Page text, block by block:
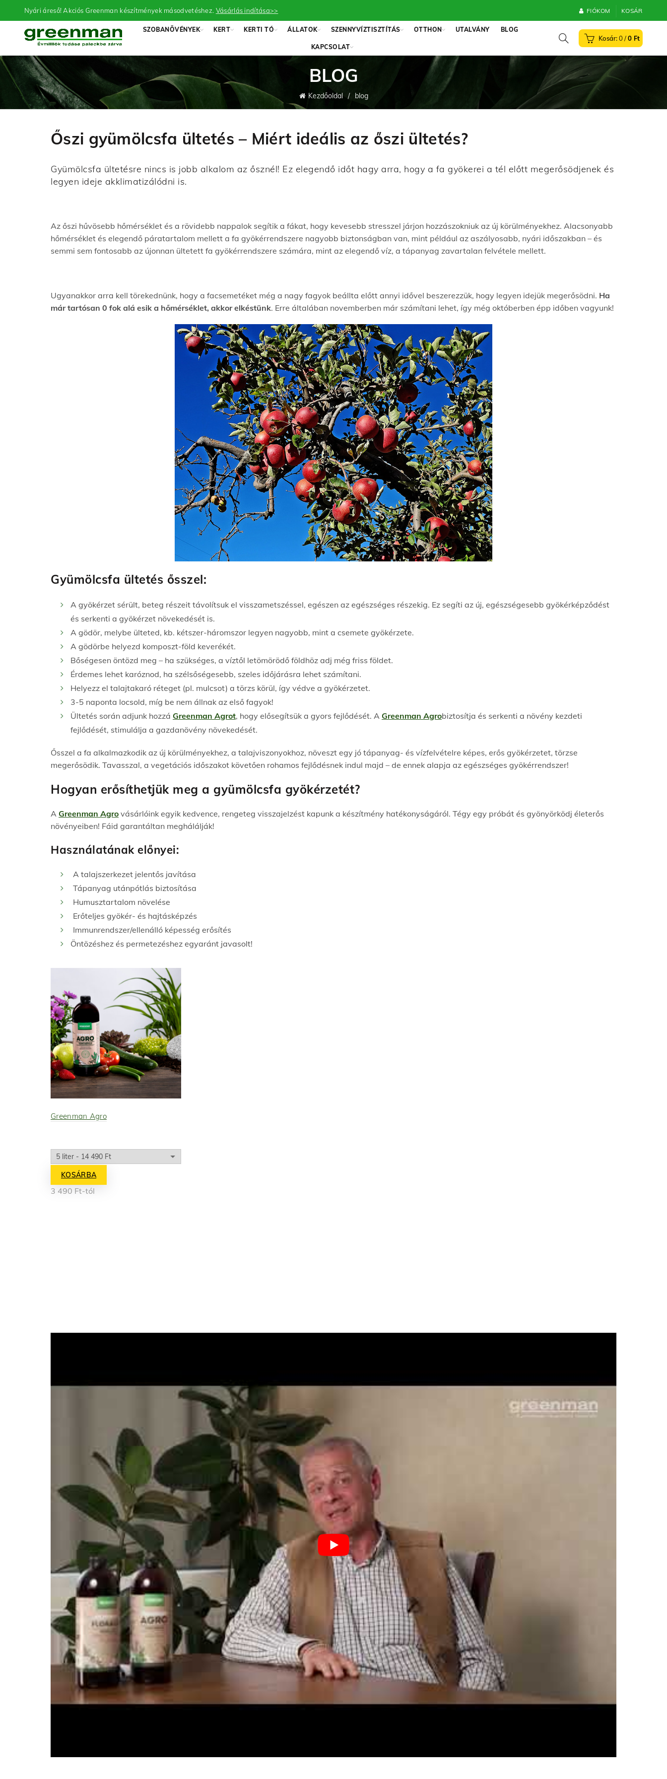
Nyári áreső! Akciós Greenman készítmények másodvetéshez. Vásárlás indítása>> FIÓKOM KOSÁR
SZOBANÖVÉNYEK KERT KERTI TÓ ÁLLATOK SZENNYVÍZTISZTÍTÁS OTTHON UTALVÁNY BLOG
KAPCSOLAT
0 / 0 Ft
BLOG
Kezdőoldal blog
Őszi gyümölcsfa ültetés – Miért ideális az őszi ültetés?
Gyümölcsfa ültetésre nincs is jobb alkalom az ősznél! Ez elegendő időt hagy arra, hogy a fa gyökerei a tél előtt megerősödjenek és
legyen ideje akklimatizálódni is.
Az őszi hűvösebb hőmérséklet és a rövidebb nappalok segítik a fákat, hogy kevesebb stresszel járjon hozzászokniuk az új körülményekhez. Alacsonyabb
hőmérséklet és elegendő páratartalom mellett a fa gyökérrendszere nagyobb biztonságban van, mint például az aszályosabb, nyári időszakban – és
semmi sem fontosabb az újonnan ültetett fa gyökérrendszere számára, mint az elegendő víz, a tápanyag zavartalan felvétele mellett.
Ugyanakkor arra kell törekednünk, hogy a facsemetéket még a nagy fagyok beállta előtt annyi idővel beszerezzük, hogy legyen idejük megerősödni. Ha
már tartósan 0 fok alá esik a hőmérséklet, akkor elkéstünk. Erre általában novemberben már számítani lehet, így még októberben épp időben vagyunk!
Gyümölcsfa ültetés ősszel:
A gyökérzet sérült, beteg részeit távolítsuk el visszametszéssel, egészen az egészséges részekig. Ez segíti az új, egészségesebb gyökérképződést
és serkenti a gyökérzet növekedését is.
A gödör, melybe ülteted, kb. kétszer-háromszor legyen nagyobb, mint a csemete gyökérzete.
A gödörbe helyezd komposzt-föld keverékét.
Bőségesen öntözd meg – ha szükséges, a víztől letömörödő földhöz adj még friss földet.
Érdemes lehet karóznod, ha szélsőségesebb, szeles időjárásra lehet számítani.
Helyezz el talajtakaró réteget (pl. mulcsot) a törzs körül, így védve a gyökérzetet.
3-5 naponta locsold, míg be nem állnak az első fagyok!
Ültetés során adjunk hozzá Greenman Agrot, hogy elősegítsük a gyors fejlődését. A Greenman Agrobiztosítja és serkenti a növény kezdeti
fejlődését, stimulálja a gazdanövény növekedését.
Ősszel a fa alkalmazkodik az új körülményekhez, a talajviszonyokhoz, növeszt egy jó tápanyag- és vízfelvételre képes, erős gyökérzetet, törzse
megerősödik. Tavasszal, a vegetációs időszakot követően rohamos fejlődésnek indul majd – de ennek alapja az egészséges gyökérrendszer!
Hogyan erősíthetjük meg a gyümölcsfa gyökérzetét?
A Greenman Agro vásárlóink egyik kedvence, rengeteg visszajelzést kapunk a készítmény hatékonyságáról. Tégy egy próbát és gyönyörködj életerős
növényeiben! Fáid garantáltan meghálálják!
Használatának előnyei:
A talajszerkezet jelentős javítása
Tápanyag utánpótlás biztosítása
Humusztartalom növelése
Erőteljes gyökér- és hajtásképzés
Immunrendszer/ellenálló képesség erősítés
Öntözéshez és permetezéshez egyaránt javasolt!
Greenman Agro
KOSÁRBA
3 490 Ft-tól